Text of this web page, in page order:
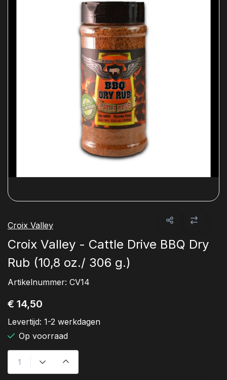
Croix Valley
Croix Valley - Cattle Drive BBQ Dry
Rub (10,8 oz./ 306 g.)
Artikelnummer: CV14
€ 14,50
Levertijd: 1-2 werkdagen
Op voorraad